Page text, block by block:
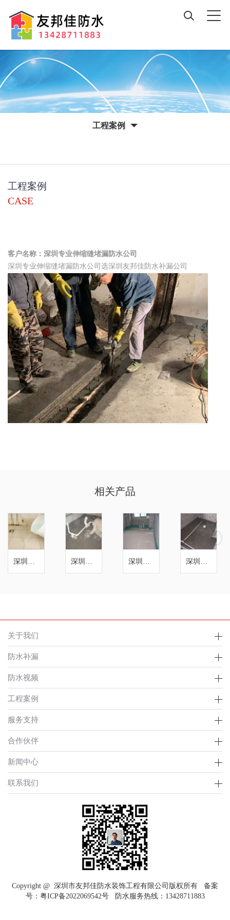
工程案例
工程案例
CASE
客户名称：深圳专业伸缩缝堵漏防水公司
深圳专业伸缩缝堵漏防水公司选深圳友邦佳防水补漏公司
相关产品
深圳卫生间防水 深圳龙岗卫生间防水 深圳厨房防水 深圳厨房防水补漏
关于我们
防水补漏
防水视频
工程案例
服务支持
合作伙伴
新闻中心
联系我们
Copyright @ 深圳市友邦佳防水装饰工程有限公司版权所有 备案
号： 粤ICP备2022069542号防水服务热线： 13428711883